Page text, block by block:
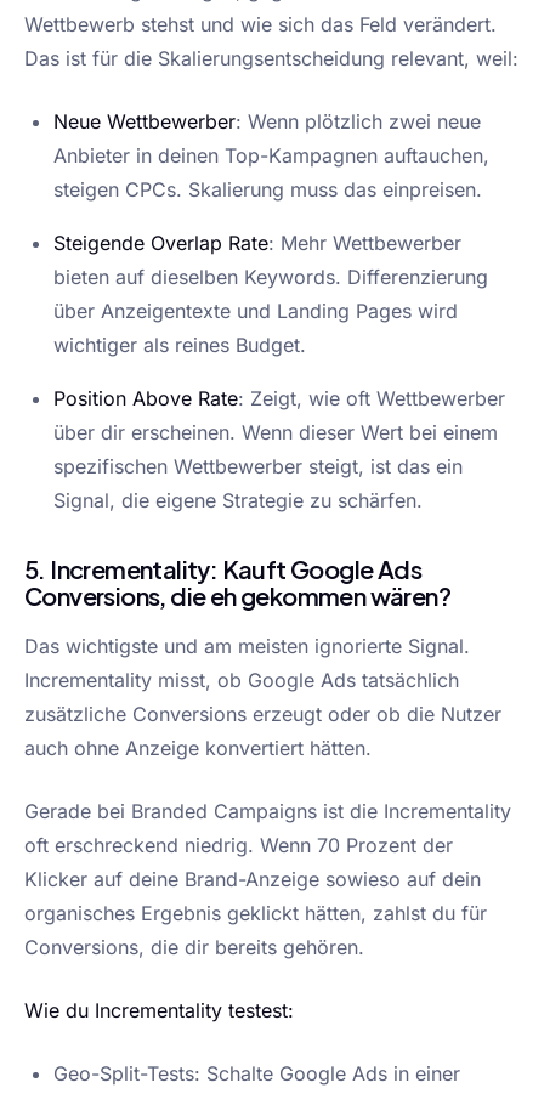
Wettbewerb stehst und wie sich das Feld verändert.
Das ist für die Skalierungsentscheidung relevant, weil:
Neue Wettbewerber: Wenn plötzlich zwei neue
Anbieter in deinen Top-Kampagnen auftauchen,
steigen CPCs. Skalierung muss das einpreisen.
Steigende Overlap Rate: Mehr Wettbewerber
bieten auf dieselben Keywords. Differenzierung
über Anzeigentexte und Landing Pages wird
wichtiger als reines Budget.
Position Above Rate: Zeigt, wie oft Wettbewerber
über dir erscheinen. Wenn dieser Wert bei einem
spezifischen Wettbewerber steigt, ist das ein
Signal, die eigene Strategie zu schärfen.
5. Incrementality: Kauft Google Ads
Conversions, die eh gekommen wären?
Das wichtigste und am meisten ignorierte Signal.
Incrementality misst, ob Google Ads tatsächlich
zusätzliche Conversions erzeugt oder ob die Nutzer
auch ohne Anzeige konvertiert hätten.
Gerade bei Branded Campaigns ist die Incrementality
oft erschreckend niedrig. Wenn 70 Prozent der
Klicker auf deine Brand-Anzeige sowieso auf dein
organisches Ergebnis geklickt hätten, zahlst du für
Conversions, die dir bereits gehören.
Wie du Incrementality testest:
Geo-Split-Tests: Schalte Google Ads in einer